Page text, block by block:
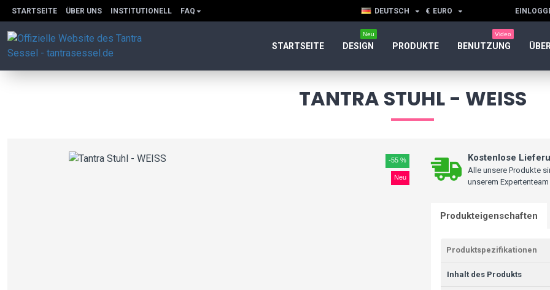
STARTSEITE ÜBER UNS INSTITUTIONELL FAQ DEUTSCH € EURO
STARTSEITE DESIGN
Neu
PRODUKTE BENUTZUNG
Video
TANTRA STUHL - WEISS
Neu
-55 % Kostenlose
Alle unsere Produkte
unserem
Produkteigenschaften
Produktspezifikationen
Inhalt des Produkts